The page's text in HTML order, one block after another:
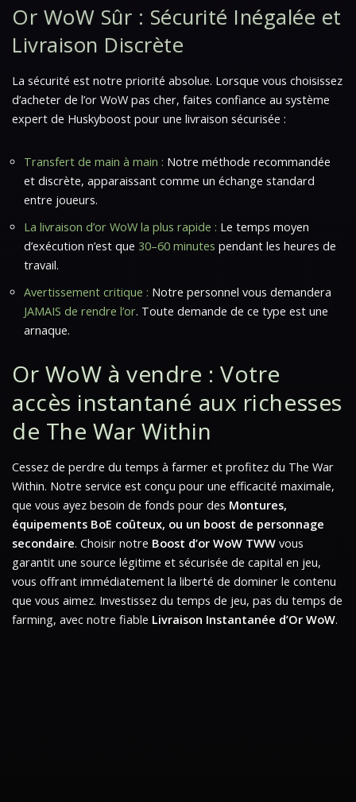
Or WoW Sûr : Sécurité Inégalée et
Livraison Discrète
La sécurité est notre priorité absolue. Lorsque vous choisissez
d’acheter de l’or WoW pas cher, faites confiance au système
expert de Huskyboost pour une livraison sécurisée :
Transfert de main à main : Notre méthode recommandée
et discrète, apparaissant comme un échange standard
entre joueurs.
La livraison d’or WoW la plus rapide : Le temps moyen
d’exécution n’est que 30–60 minutes pendant les heures de
travail.
Avertissement critique : Notre personnel vous demandera
JAMAIS de rendre l’or. Toute demande de ce type est une
arnaque.
Or WoW à vendre : Votre
accès instantané aux richesses
de The War Within
Cessez de perdre du temps à farmer et profitez du The War
Within. Notre service est conçu pour une efficacité maximale,
que vous ayez besoin de fonds pour des Montures,
équipements BoE coûteux, ou un boost de personnage
secondaire. Choisir notre Boost d’or WoW TWW vous
garantit une source légitime et sécurisée de capital en jeu,
vous offrant immédiatement la liberté de dominer le contenu
que vous aimez. Investissez du temps de jeu, pas du temps de
farming, avec notre fiable Livraison Instantanée d’Or WoW.